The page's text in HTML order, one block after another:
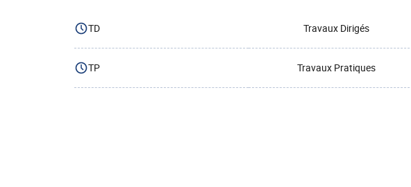
TD Travaux Dirigés
TP Travaux Pratiques